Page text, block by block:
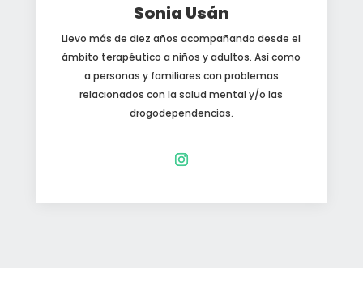
Sonia Usán
Llevo más de diez años acompañando desde el
ámbito terapéutico a niños y adultos. Así como
a personas y familiares con problemas
relacionados con la salud mental y/o las
drogodependencias.